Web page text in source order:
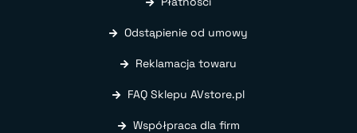
Odstąpienie od umowy
Reklamacja towaru
FAQ Sklepu AVstore.pl
Współpraca dla firm